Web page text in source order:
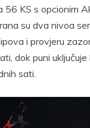
56 KS s opcionim
su dva nivoa
i provjeru
dok puni
sati.